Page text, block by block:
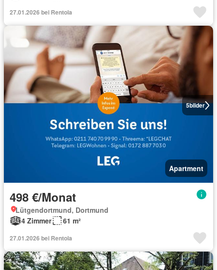
27.01.2026 bei Rentola
5bilder
Apartment
498 €/Monat
Lütgendortmund, Dortmund
4 Zimmer
61 m²
27.01.2026 bei Rentola